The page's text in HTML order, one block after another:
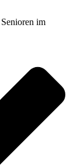
im